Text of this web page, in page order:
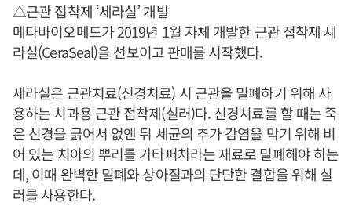
△근관 접착제 ‘세라실’ 개발
메타바이오메드가 2019년 1월 자체 개발한 근관 접착제 세
라실(CeraSeal)을 선보이고 판매를 시작했다.
세라실은 근관치료(신경치료) 시 근관을 밀폐하기 위해 사
용하는 치과용 근관 접착제(실러)다. 신경치료를 할 때는 죽
은 신경을 긁어서 없앤 뒤 세균의 추가 감염을 막기 위해 비
어 있는 치아의 뿌리를 가타퍼차라는 재료로 밀폐해야 하는
데, 이때 완벽한 밀폐와 상아질과의 단단한 결합을 위해 실
러를 사용한다.